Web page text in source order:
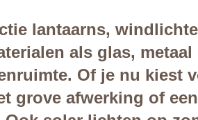
lantaarns,
als glas,
Of je nu kiest
grove afwerking of